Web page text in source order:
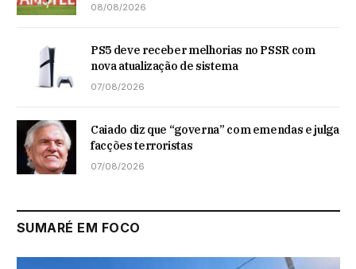
08/08/2026
PS5 deve receber melhorias no PSSR com
nova atualização de sistema
07/08/2026
Caiado diz que “governa” com emendas e julga
facções terroristas
07/08/2026
SUMARÉ EM FOCO